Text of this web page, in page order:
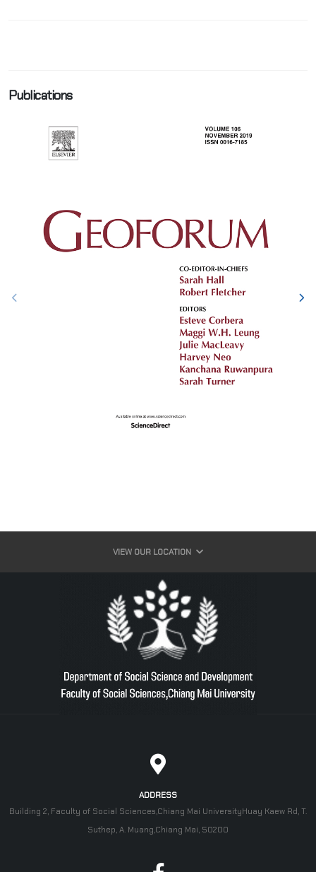
Publications
VIEW OUR LOCATION
ADDRESS
Building 2, Faculty of Social Sciences,Chiang Mai UniversityHuay Kaew Rd, T.
Suthep, A. Muang,Chiang Mai, 50200